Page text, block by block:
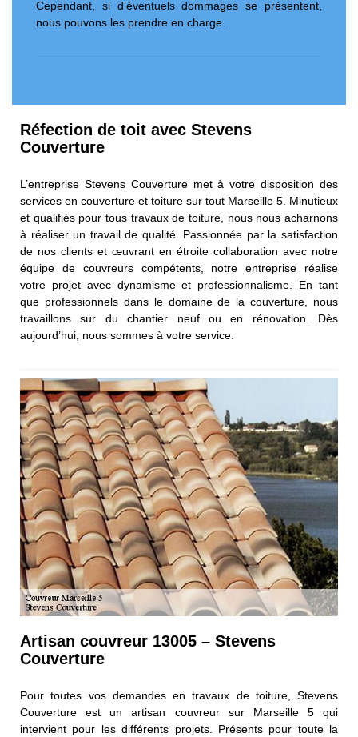
Cependant, si d’éventuels dommages se présentent,
nous pouvons les prendre en charge.
Réfection de toit avec Stevens
Couverture
L’entreprise Stevens Couverture met à votre disposition des
services en couverture et toiture sur tout Marseille 5. Minutieux
et qualifiés pour tous travaux de toiture, nous nous acharnons
à réaliser un travail de qualité. Passionnée par la satisfaction
de nos clients et œuvrant en étroite collaboration avec notre
équipe de couvreurs compétents, notre entreprise réalise
votre projet avec dynamisme et professionnalisme. En tant
que professionnels dans le domaine de la couverture, nous
travaillons sur du chantier neuf ou en rénovation. Dès
aujourd’hui, nous sommes à votre service.
Artisan couvreur 13005 – Stevens
Couverture
Pour toutes vos demandes en travaux de toiture, Stevens
Couverture est un artisan couvreur sur Marseille 5 qui
intervient pour les différents projets. Présents pour toute la